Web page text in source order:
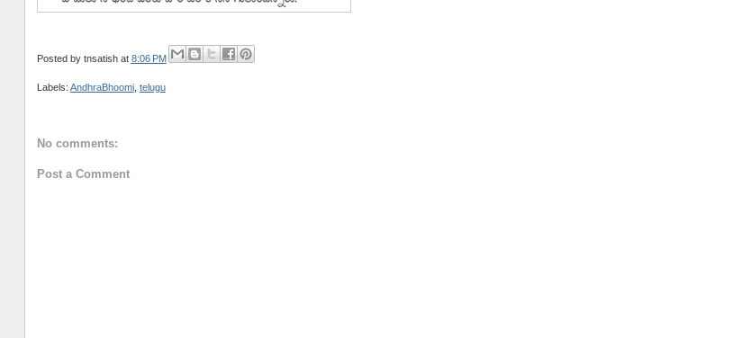
Posted by tnsatish at 8:06 PM
Labels: AndhraBhoomi, telugu
No comments:
Post a Comment